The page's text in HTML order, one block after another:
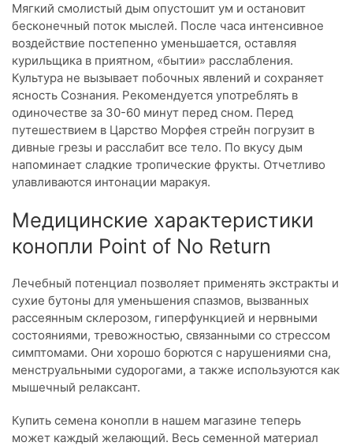
Мягкий смолистый дым опустошит ум и остановит
бесконечный поток мыслей. После часа интенсивное
воздействие постепенно уменьшается, оставляя
курильщика в приятном, «бытии» расслабления.
Культура не вызывает побочных явлений и сохраняет
ясность Сознания. Рекомендуется употреблять в
одиночестве за 30-60 минут перед сном. Перед
путешествием в Царство Морфея стрейн погрузит в
дивные грезы и расслабит все тело. По вкусу дым
напоминает сладкие тропические фрукты. Отчетливо
улавливаются интонации маракуя.
Медицинские характеристики
конопли Point of No Return
Лечебный потенциал позволяет применять экстракты и
сухие бутоны для уменьшения спазмов, вызванных
рассеянным склерозом, гиперфункцией и нервными
состояниями, тревожностью, связанными со стрессом
симптомами. Они хорошо борются с нарушениями сна,
менструальными судорогами, а также используются как
мышечный релаксант.
Купить семена конопли в нашем магазине теперь
может каждый желающий. Весь семенной материал